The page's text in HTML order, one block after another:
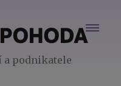
a podnikatele